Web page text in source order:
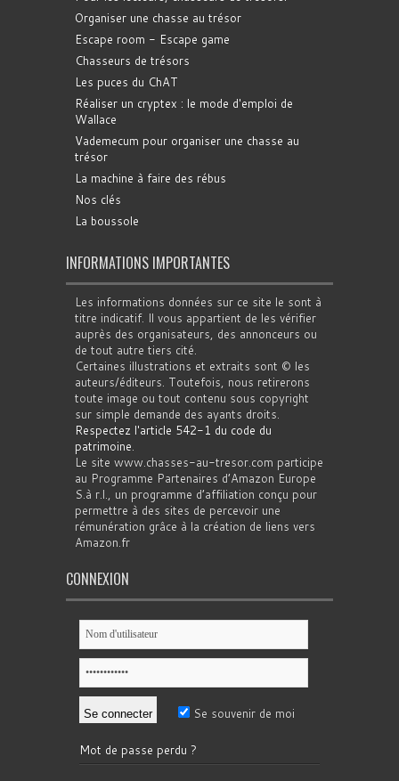
Organiser une chasse au trésor
Escape room - Escape game
Chasseurs de trésors
Les puces du ChAT
Réaliser un cryptex : le mode d'emploi de
Wallace
Vademecum pour organiser une chasse au
trésor
La machine à faire des rébus
Nos clés
La boussole
INFORMATIONS IMPORTANTES
Les informations données sur ce site le sont à
titre indicatif. Il vous appartient de les vérifier
auprès des organisateurs, des annonceurs ou
de tout autre tiers cité.
Certaines illustrations et extraits sont © les
auteurs/éditeurs. Toutefois, nous retirerons
toute image ou tout contenu sous copyright
sur simple demande des ayants droits.
Respectez l'article 542-1 du code du
patrimoine.
Le site www.chasses-au-tresor.com participe
au Programme Partenaires d’Amazon Europe
S.à r.l., un programme d’affiliation conçu pour
permettre à des sites de percevoir une
rémunération grâce à la création de liens vers
Amazon.fr
CONNEXION
Se souvenir de moi
Mot de passe perdu ?